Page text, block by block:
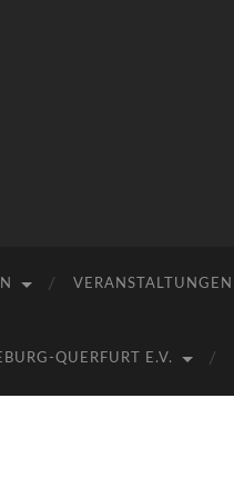
VERANSTALTUNGEN
QUERFURT E.V.